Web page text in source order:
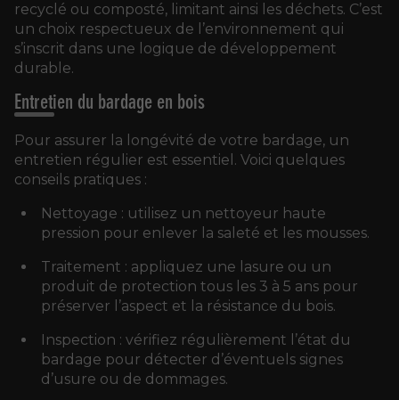
recyclé ou composté, limitant ainsi les déchets. C’est
un choix respectueux de l’environnement qui
s’inscrit dans une logique de développement
durable.
Entretien du bardage en bois
Pour assurer la longévité de votre bardage, un
entretien régulier est essentiel. Voici quelques
conseils pratiques :
Nettoyage : utilisez un nettoyeur haute
pression pour enlever la saleté et les mousses.
Traitement : appliquez une lasure ou un
produit de protection tous les 3 à 5 ans pour
préserver l’aspect et la résistance du bois.
Inspection : vérifiez régulièrement l’état du
bardage pour détecter d’éventuels signes
d’usure ou de dommages.